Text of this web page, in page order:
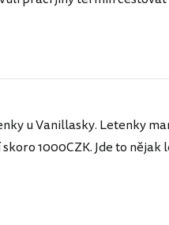
u Vanillasky. Letenky
1000CZK. Jde to nějak